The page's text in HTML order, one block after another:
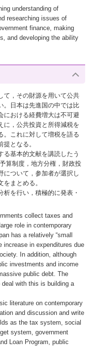
understanding of
researching issues of
finance, making
and developing the ability
，その財源を用いて公共
。日本は先進国の中では比
における経費増大は不可避
に，公共投資と所得減税を
。これに対して増税を語る
となる。
基本的文献を講読したう
算制度，地方分権，財政投
について，参加者が選択し
まとめる。
を行い，積極的に発表・
collect taxes and
role in contemporary
has a relatively “small
increase in expenditures due
In addition, although
investments and income
public debt. The
with this is building a
literature on contemporary
and discussion and write
as the tax system, social
system, government
Loan Program, public